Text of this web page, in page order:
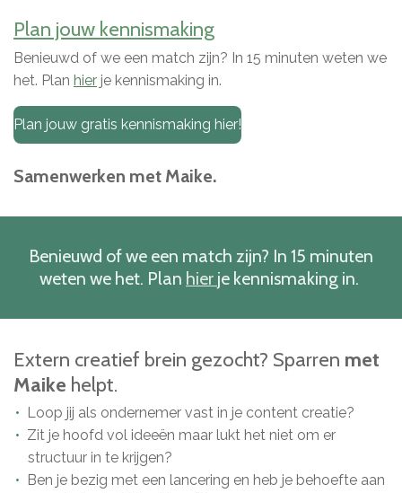
Plan jouw kennismaking
Benieuwd of we een match zijn? In 15 minuten weten we
het. Plan hier je kennismaking in.
Plan jouw gratis kennismaking hier!
Samenwerken met Maike.
Benieuwd of we een match zijn? In 15 minuten
weten we het. Plan hier je kennismaking in.
Extern creatief brein gezocht? Sparren met
Maike helpt.
Loop jij als ondernemer vast in je content creatie?
Zit je hoofd vol ideeën maar lukt het niet om er
structuur in te krijgen?
Ben je bezig met een lancering en heb je behoefte aan